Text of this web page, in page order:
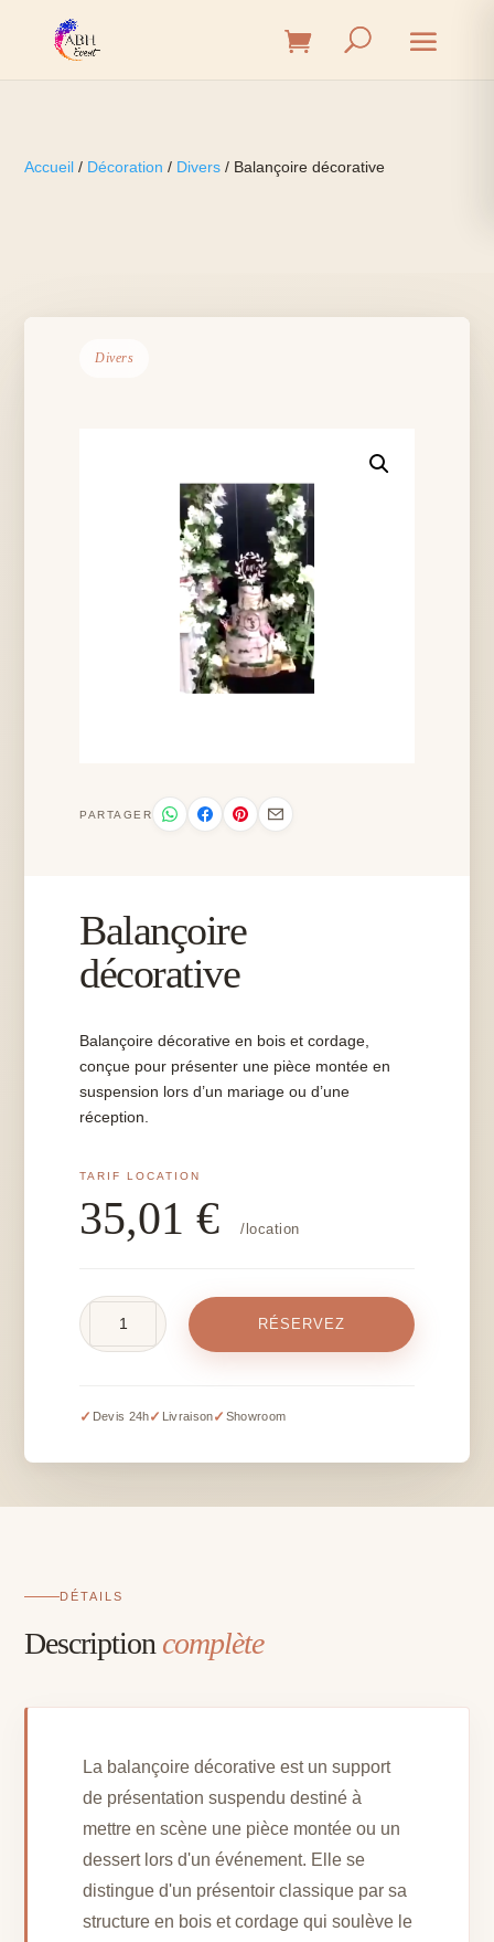
Accueil / Décoration / Divers / Balançoire décorative
Divers
PARTAGER
Balançoire
décorative
Balançoire décorative en bois et cordage,
conçue pour présenter une pièce montée en
suspension lors d’un mariage ou d’une
réception.
35,01€ /location
RÉSERVEZ
✓ Devis 24h✓ Livraison✓ Showroom
DÉTAILS
Description complète
La balançoire décorative est un support
de présentation suspendu destiné à
mettre en scène une pièce montée ou un
dessert lors d'un événement. Elle se
distingue d'un présentoir classique par sa
structure en bois et cordage qui soulève le